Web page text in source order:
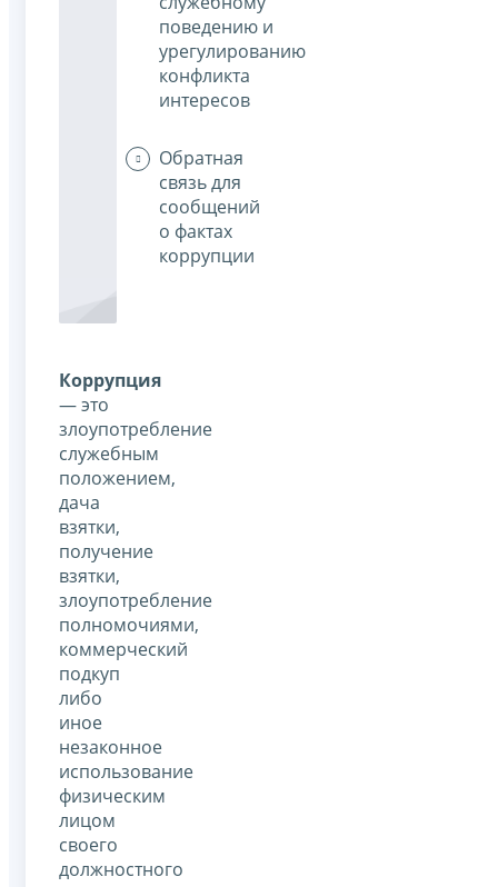
поведению и
урегулированию
конфликта
интересов
Обратная
связь для
сообщений
о фактах
коррупции
Коррупция
— это
злоупотребление
служебным
положением,
дача
взятки,
получение
взятки,
злоупотребление
полномочиями,
коммерческий
подкуп
либо
иное
незаконное
использование
физическим
лицом
своего
должностного